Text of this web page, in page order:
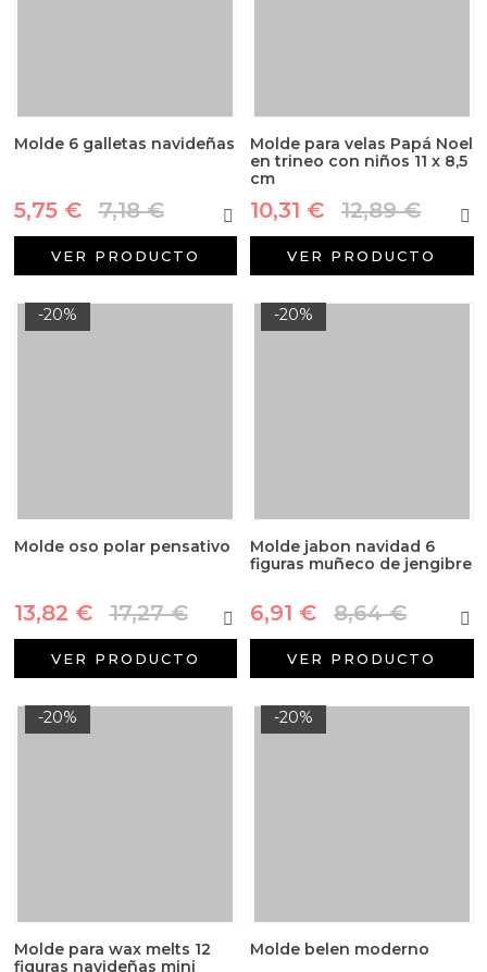
Molde 6 galletas navideñas
5,75 € 7,18 €
VER PRODUCTO
Molde para velas Papá Noel
en trineo con niños 11 x 8,5
cm
10,31 € 12,89 €
VER PRODUCTO
-20%
Molde oso polar pensativo
13,82 € 17,27 €
VER PRODUCTO
-20%
Molde jabon navidad 6
figuras muñeco de jengibre
6,91 € 8,64 €
VER PRODUCTO
-20%
Molde para wax melts 12
figuras navideñas mini
-20%
Molde belen moderno